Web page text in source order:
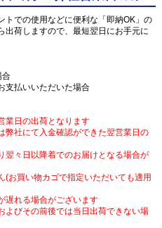
トでの使用などに便利な「即納OK」の
出荷しますので、最短翌日にお手元に
合
支払いいただいた場合
業日の出荷となります
社にて入金確認ができた翌営業日の
々日以降着でのお届けとなる場合が
お買い物カゴで指定いただいても適用
遅れる場合がございます
びその前後では当日出荷できない場